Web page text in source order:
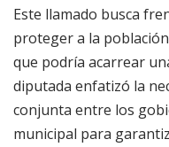
Este llamado busca
proteger a la
que podría acarrear
diputada enfatizó la
conjunta entre los
municipal para